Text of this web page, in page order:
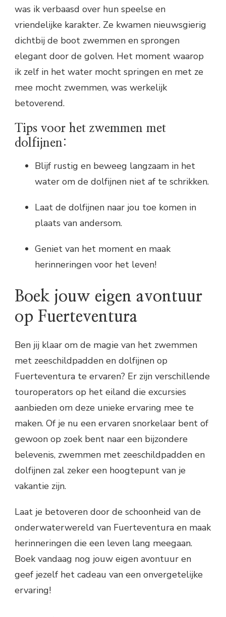
was ik verbaasd over hun speelse en
vriendelijke karakter. Ze kwamen nieuwsgierig
dichtbij de boot zwemmen en sprongen
elegant door de golven. Het moment waarop
ik zelf in het water mocht springen en met ze
mee mocht zwemmen, was werkelijk
betoverend.
Tips voor het zwemmen met
dolfijnen:
Blijf rustig en beweeg langzaam in het
water om de dolfijnen niet af te schrikken.
Laat de dolfijnen naar jou toe komen in
plaats van andersom.
Geniet van het moment en maak
herinneringen voor het leven!
Boek jouw eigen avontuur
op Fuerteventura
Ben jij klaar om de magie van het zwemmen
met zeeschildpadden en dolfijnen op
Fuerteventura te ervaren? Er zijn verschillende
touroperators op het eiland die excursies
aanbieden om deze unieke ervaring mee te
maken. Of je nu een ervaren snorkelaar bent of
gewoon op zoek bent naar een bijzondere
belevenis, zwemmen met zeeschildpadden en
dolfijnen zal zeker een hoogtepunt van je
vakantie zijn.
Laat je betoveren door de schoonheid van de
onderwaterwereld van Fuerteventura en maak
herinneringen die een leven lang meegaan.
Boek vandaag nog jouw eigen avontuur en
geef jezelf het cadeau van een onvergetelijke
ervaring!